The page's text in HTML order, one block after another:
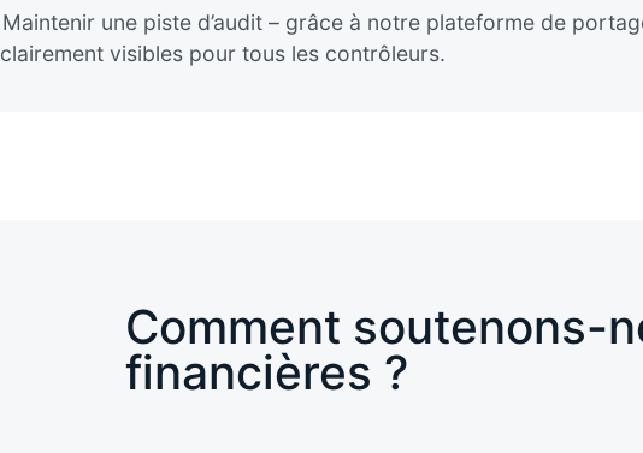
Maintenir une piste d’audit – grâce à notre plateforme de
clairement visibles pour tous les contrôleurs.
Comment soutenons-
financières ?